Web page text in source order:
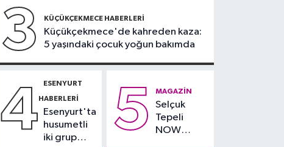
İstanbul Haberleri
17:00Tuzla'da 2 katlı
işçi konteynerleri
alevlere teslim oldu
3 KÜÇÜKÇEKMECE HABERLERI
Küçükçekmece'de kahreden kaza:
5 yaşındaki çocuk yoğun bakımda
4 ESENYURT
HABERLERI
Esenyurt'ta
husumetli
iki grup
5 MAGAZIN
Selçuk
Tepeli
NOW